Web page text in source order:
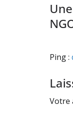
Ping :
Votre